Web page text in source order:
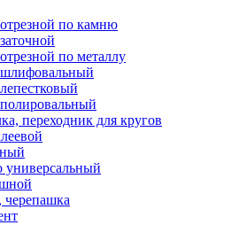
по камню
по металлу
переходник для кругов
универсальный